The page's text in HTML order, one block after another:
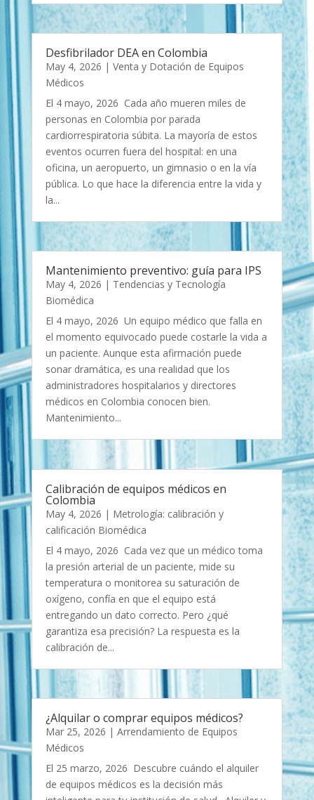
Desfibrilador DEA en Colombia
May 4, 2026 | Venta y Dotación de Equipos
Médicos
El 4 mayo, 2026 Cada año mueren miles de
personas en Colombia por parada
cardiorrespiratoria súbita. La mayoría de estos
eventos ocurren fuera del hospital: en una
oficina, un aeropuerto, un gimnasio o en la vía
pública. Lo que hace la diferencia entre la vida y
la...
Mantenimiento preventivo: guía para IPS
May 4, 2026 | Tendencias y Tecnología
Biomédica
El 4 mayo, 2026 Un equipo médico que falla en
el momento equivocado puede costarle la vida a
un paciente. Aunque esta afirmación puede
sonar dramática, es una realidad que los
administradores hospitalarios y directores
médicos en Colombia conocen bien.
Mantenimiento...
Calibración de equipos médicos en
Colombia
May 4, 2026 | Metrología: calibración y
calificación Biomédica
El 4 mayo, 2026 Cada vez que un médico toma
la presión arterial de un paciente, mide su
temperatura o monitorea su saturación de
oxígeno, confía en que el equipo está
entregando un dato correcto. Pero ¿qué
garantiza esa precisión? La respuesta es la
calibración de...
¿Alquilar o comprar equipos médicos?
Mar 25, 2026 | Arrendamiento de Equipos
Médicos
El 25 marzo, 2026 Descubre cuándo el alquiler
de equipos médicos es la decisión más